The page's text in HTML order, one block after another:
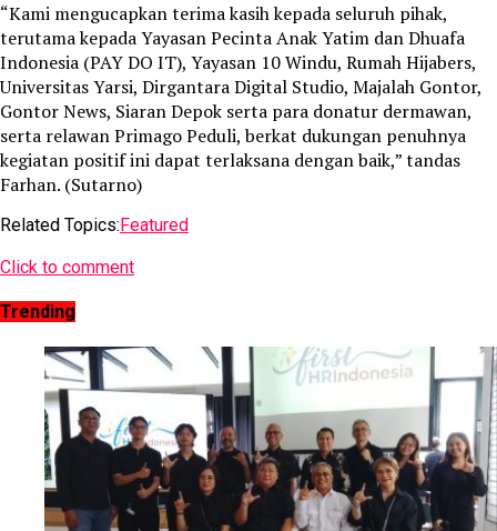
“Kami mengucapkan terima kasih kepada seluruh pihak,
terutama kepada Yayasan Pecinta Anak Yatim dan Dhuafa
Indonesia (PAY DO IT), Yayasan 10 Windu, Rumah Hijabers,
Universitas Yarsi, Dirgantara Digital Studio, Majalah Gontor,
Gontor News, Siaran Depok serta para donatur dermawan,
serta relawan Primago Peduli, berkat dukungan penuhnya
kegiatan positif ini dapat terlaksana dengan baik,” tandas
Farhan. (Sutarno)
Related Topics:Featured
Click to comment
Trending